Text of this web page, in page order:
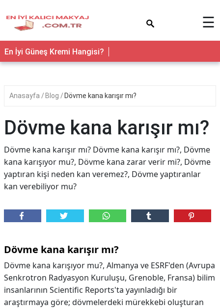
☰
En İyi Güneş Kremi Hangisi?
Anasayfa Blog Dövme kana karışır mı?
Dövme kana karışır mı?
Dövme kana karışır mı? Dövme kana karışır mı?, Dövme
kana karışıyor mu?, Dövme kana zarar verir mi?, Dövme
yaptıran kişi neden kan veremez?, Dövme yaptıranlar
kan verebiliyor mu?
Dövme kana karışır mı?
Dövme kana karışıyor mu?, Almanya ve ESRF'den (Avrupa
Senkrotron Radyasyon Kuruluşu, Grenoble, Fransa) bilim
insanlarının Scientific Reports'ta yayınladığı bir
araştırmaya göre; dövmelerdeki mürekkebi oluşturan